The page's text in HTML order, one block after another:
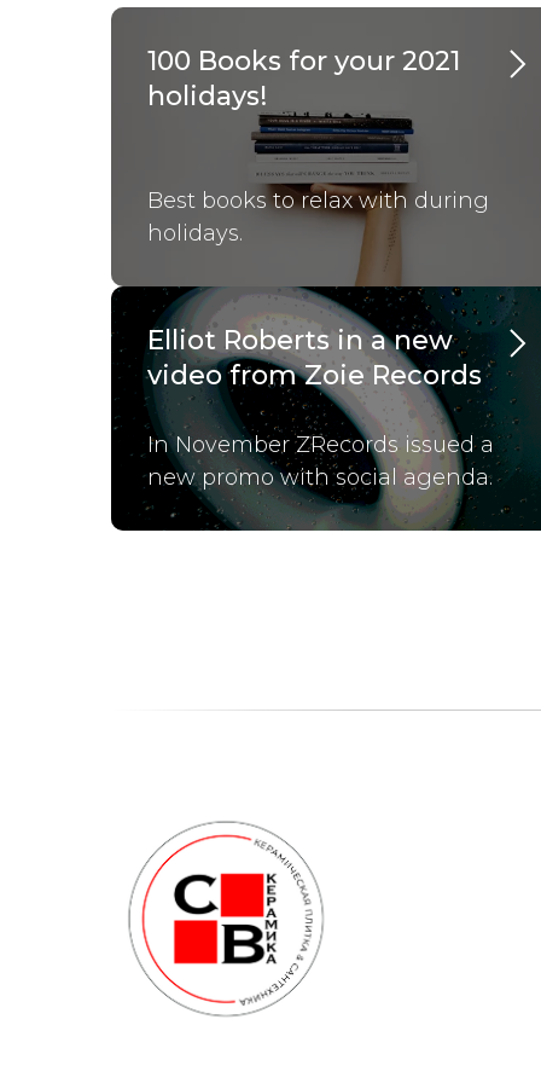
100 Books for your 2021
holidays!
Best books to relax with during
holidays.
Elliot Roberts in a new
video from Zoie Records
In November ZRecords issued a
new promo with social agenda.